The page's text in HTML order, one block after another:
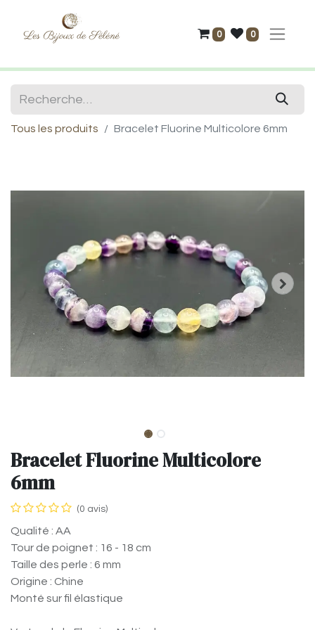
0 0
Tous les produits Bracelet Fluorine Multicolore 6mm
Bracelet Fluorine Multicolore
6mm
(0 avis)
Qualité : AA
Tour de poignet : 16 - 18 cm
Taille des perle : 6 mm
Origine : Chine
Monté sur fil élastique